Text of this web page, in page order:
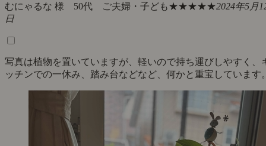
むにゃるな 様 50代 ご夫婦・子ども★★★★★2024年5月
日
写真は植物を置いていますが、軽いので持ち運びしやすく、
ッチンでの一休み、踏み台などなど、何かと重宝しています